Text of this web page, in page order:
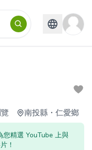
南投縣 ・ 仁愛鄉
您精選 YouTube 上與
！